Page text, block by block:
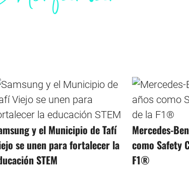
y el Municipio de Tafí
se unen para fortalecer la
STEM
Mercedes-
como Safety
F1®